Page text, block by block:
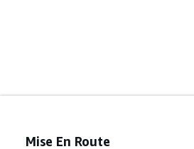
Mise En Route